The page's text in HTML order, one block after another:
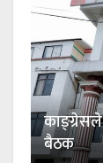
काङ्ग्रेसले
बैठक